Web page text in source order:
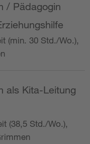
/ Pädagogin
(min. 30 Std./Wo.),
als Kita-Leitung
(38,5 Std./Wo.),